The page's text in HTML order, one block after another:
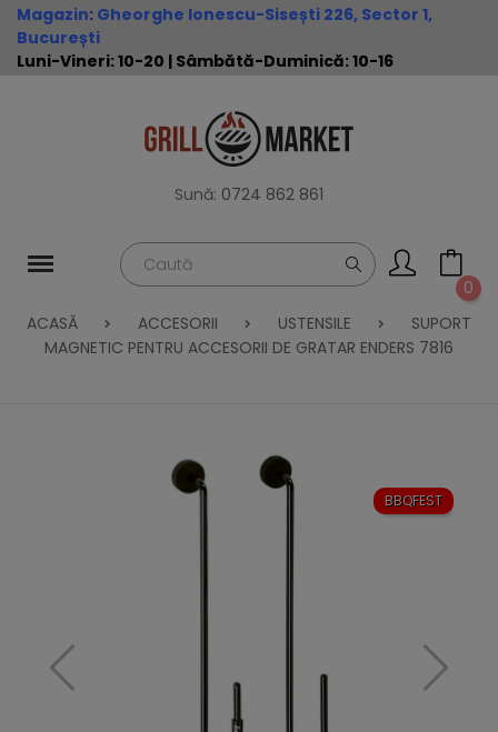
Magazin: Gheorghe Ionescu-Sisești 226, Sector 1,
București
Luni-Vineri: 10-20 | Sâmbătă-Duminică: 10-16
Sună: 0724 862 861
0
ACASĂ
ACCESORII USTENSILE
SUPORT
MAGNETIC PENTRU ACCESORII DE GRATAR ENDERS 7816
BBQFEST